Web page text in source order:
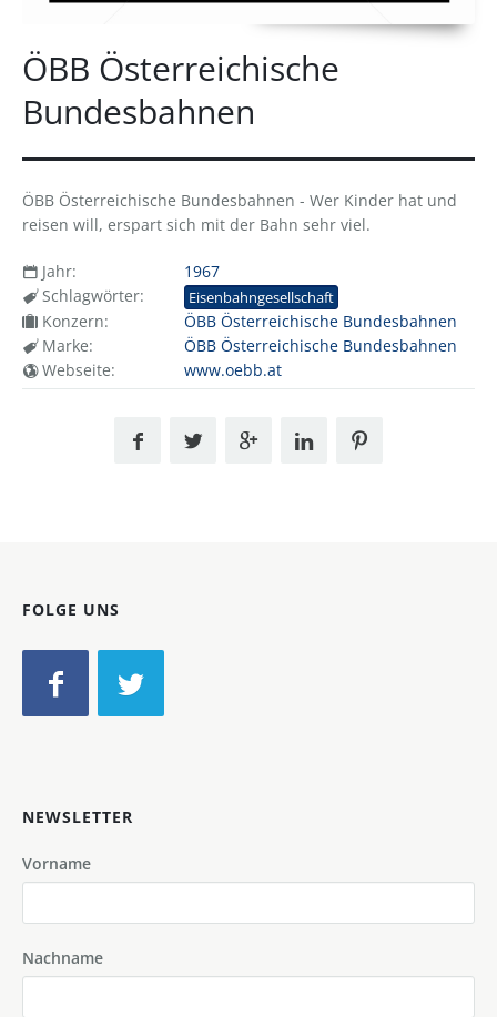
ÖBB Österreichische
Bundesbahnen
ÖBB Österreichische Bundesbahnen - Wer Kinder hat und
reisen will, erspart sich mit der Bahn sehr viel.
Jahr:
1967
Schlagwörter:
Eisenbahngesellschaft
Konzern:
ÖBB Österreichische Bundesbahnen
Marke:
ÖBB Österreichische Bundesbahnen
Webseite:
www.oebb.at
FOLGE UNS
NEWSLETTER
Vorname
Nachname